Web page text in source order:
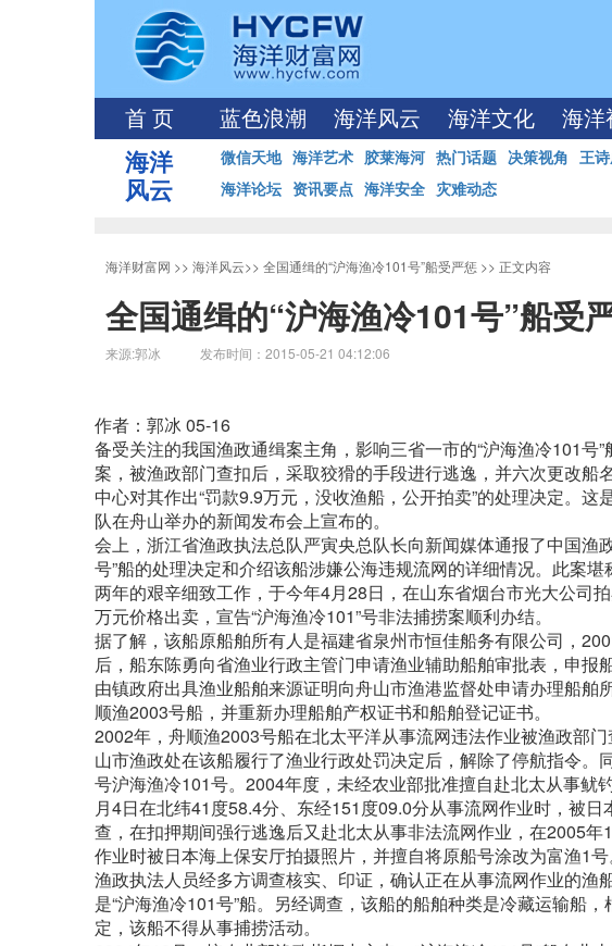
首 页 蓝色浪潮 海洋风云 海洋文化 海洋
海洋
风云
微信天地 海洋艺术 胶莱海河 热门话题 决策视角 王
海洋论坛 资讯要点 海洋安全 灾难动态
海洋财富网 >> 海洋风云>> 全国通缉的“沪海渔冷101号”船受严惩 >> 正文内容
全国通缉的“沪海渔冷101号”船受
来源:郭冰 发布时间：2015-05-21 04:12:06
作者：郭冰 05-16
备受关注的我国渔政通缉案主角，影响三省一市的“沪海渔冷101
案，被渔政部门查扣后，采取狡猾的手段进行逃逸，并六次更改
中心对其作出“罚款9.9万元，没收渔船，公开拍卖”的处理决定。
队在舟山举办的新闻发布会上宣布的。
会上，浙江省渔政执法总队严寅央总队长向新闻媒体通报了中国渔
号”船的处理决定和介绍该船涉嫌公海违规流网的详细情况。此案
两年的艰辛细致工作，于今年4月28日，在山东省烟台市光大公司
万元价格出卖，宣告“沪海渔冷101”号非法捕捞案顺利办结。
据了解，该船原船舶所有人是福建省泉州市恒佳船务有限公司，
后，船东陈勇向省渔业行政主管门申请渔业辅助船舶审批表，申
由镇政府出具渔业船舶来源证明向舟山市渔港监督处申请办理船
顺渔2003号船，并重新办理船舶产权证书和船舶登记证书。
2002年，舟顺渔2003号船在北太平洋从事流网违法作业被渔政部
山市渔政处在该船履行了渔业行政处罚决定后，解除了停航指令
号沪海渔冷101号。2004年度，未经农业部批准擅自赴北太从事鱿
月4日在北纬41度58.4分、东经151度09.0分从事流网作业时，被
查，在扣押期间强行逃逸后又赴北太从事非法流网作业，在2005
作业时被日本海上保安厅拍摄照片，并擅自将原船号涂改为富渔1号
渔政执法人员经多方调查核实、印证，确认正在从事流网作业的
是“沪海渔冷101号”船。另经调查，该船的船舶种类是冷藏运输船
定，该船不得从事捕捞活动。